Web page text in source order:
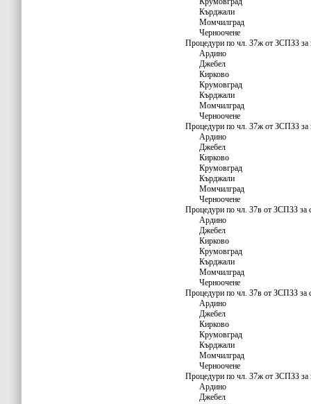
Кърджали
Момчилград
Черноочене
Процедури по чл. 37ж от ЗСПЗЗ за
Ардино
Джебел
Кирково
Крумовград
Кърджали
Момчилград
Черноочене
Процедури по чл. 37ж от ЗСПЗЗ за
Ардино
Джебел
Кирково
Крумовград
Кърджали
Момчилград
Черноочене
Процедури по чл. 37в от ЗСПЗЗ за
Ардино
Джебел
Кирково
Крумовград
Кърджали
Момчилград
Черноочене
Процедури по чл. 37в от ЗСПЗЗ за
Ардино
Джебел
Кирково
Крумовград
Кърджали
Момчилград
Черноочене
Процедури по чл. 37ж от ЗСПЗЗ за
Ардино
Джебел